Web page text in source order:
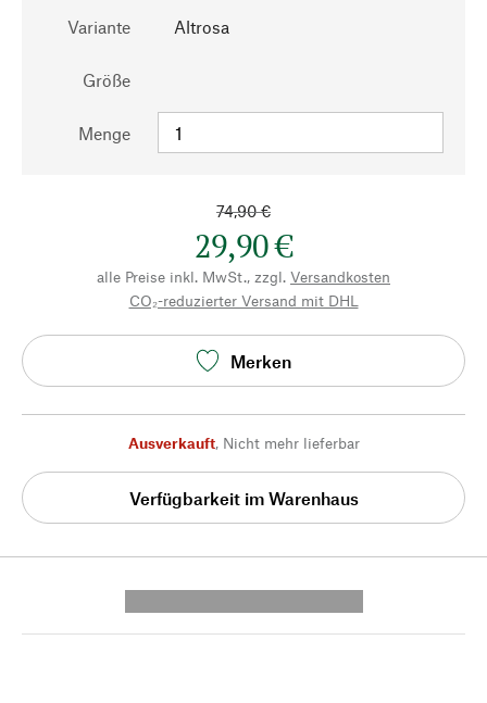
Variante Altrosa
Größe
Menge
74,90 €
29,90 €
alle Preise inkl. MwSt., zzgl. Versandkosten
CO₂-reduzierter Versand mit DHL
Merken
Ausverkauft, Nicht mehr lieferbar
Verfügbarkeit im Warenhaus